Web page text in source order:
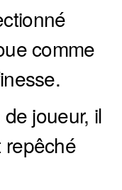
comme
joueur, il
repêché